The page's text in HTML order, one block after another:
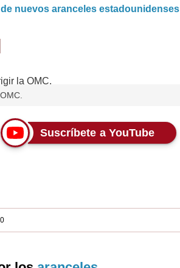
nuevos aranceles estadounidenses
Suscríbete a YouTube